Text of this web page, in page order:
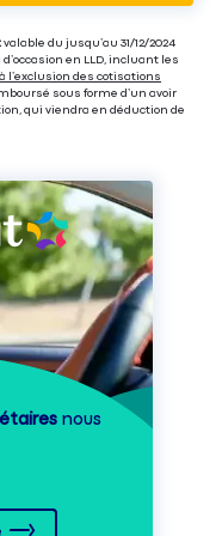
valable du jusqu’au 31/12/2024
en LLD, incluant les
à l’exclusion des cotisations
sous forme d’un avoir
qui viendra en déduction de
nous